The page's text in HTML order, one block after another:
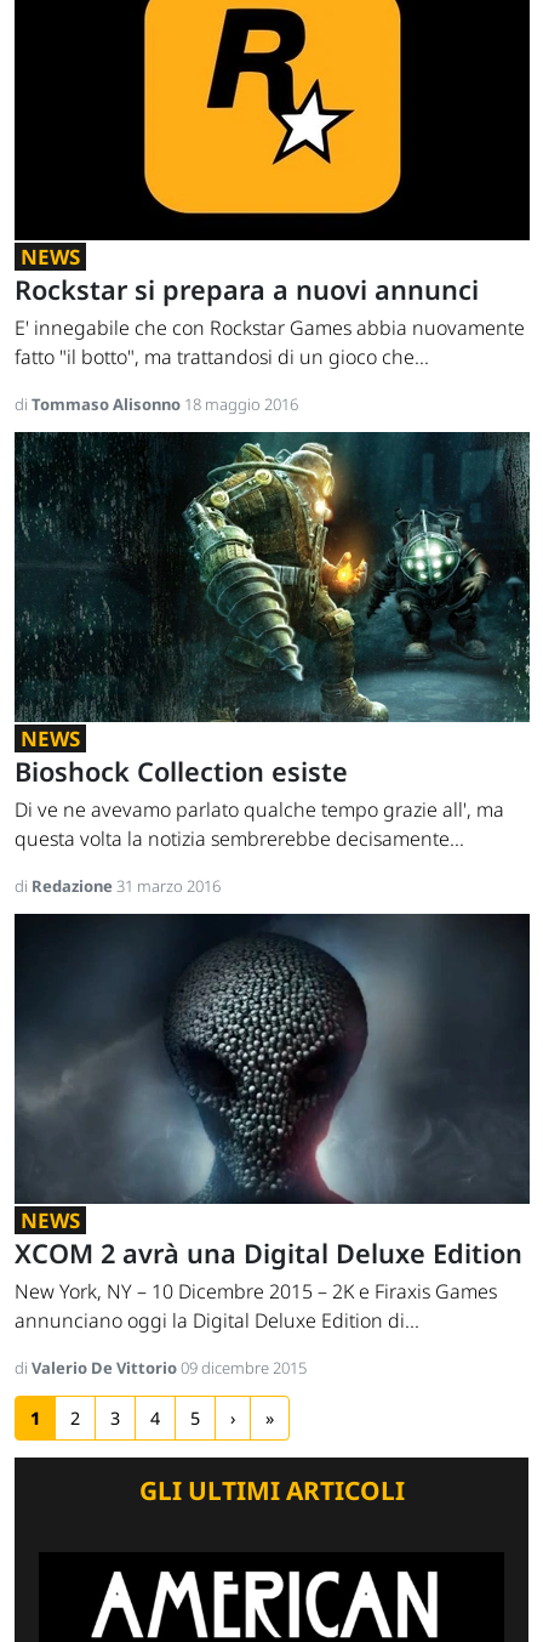
NEWS
Rockstar si prepara a nuovi annunci
E' innegabile che con Rockstar Games abbia nuovamente
fatto "il botto", ma trattandosi di un gioco che...
di Tommaso Alisonno 18 maggio 2016
NEWS
Bioshock Collection esiste
Di ve ne avevamo parlato qualche tempo grazie all', ma
questa volta la notizia sembrerebbe decisamente...
di Redazione31 marzo 2016
NEWS
XCOM 2 avrà una Digital Deluxe Edition
New York, NY – 10 Dicembre 2015 – 2K e Firaxis Games
annunciano oggi la Digital Deluxe Edition di...
di Valerio De Vittorio09 dicembre 2015
1 2 3 4 5 › »
GLI ULTIMI ARTICOLI